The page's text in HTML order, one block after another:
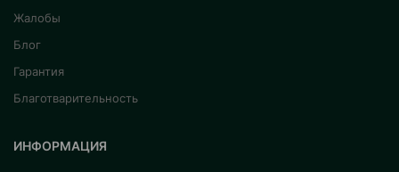
Жалобы
Блог
Гарантия
Благотварительность
ИНФОРМАЦИЯ